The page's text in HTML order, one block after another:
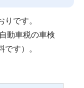
です。
動車税の車検
です）。